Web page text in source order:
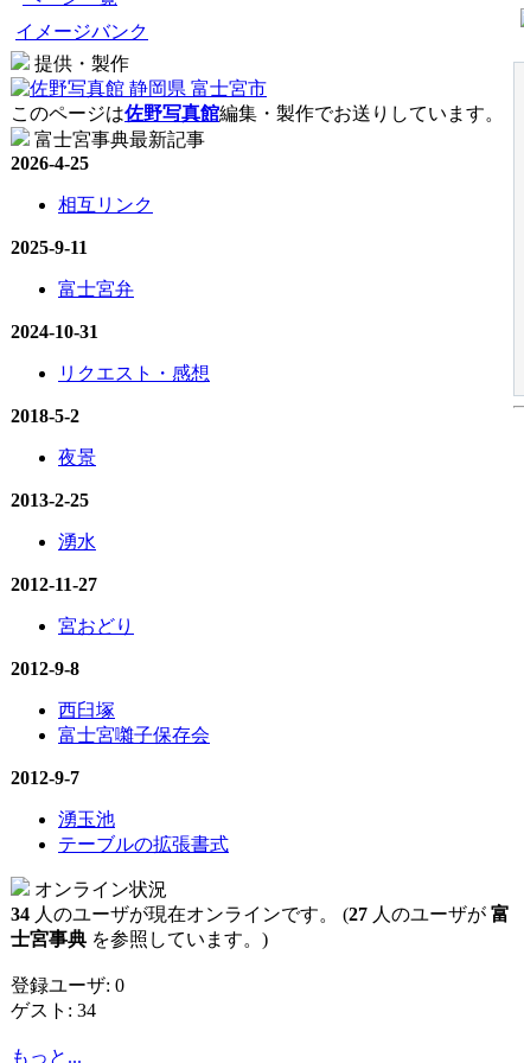
イメージバンク
提供・製作
このページは佐野写真館編集・製作でお送りしています。
富士宮事典最新記事
2026-4-25
相互リンク
2025-9-11
富士宮弁
2024-10-31
リクエスト・感想
2018-5-2
夜景
2013-2-25
湧水
2012-11-27
宮おどり
2012-9-8
西臼塚
富士宮囃子保存会
2012-9-7
湧玉池
テーブルの拡張書式
オンライン状況
34 人のユーザが現在オンラインです。 (27 人のユーザが 富
士宮事典 を参照しています。)
登録ユーザ: 0
ゲスト: 34
もっと...